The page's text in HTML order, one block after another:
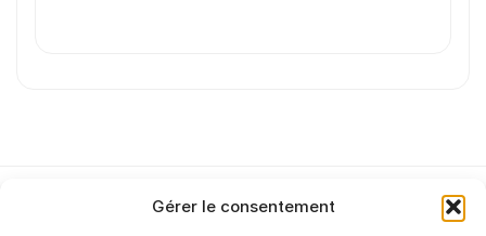
Gérer le consentement